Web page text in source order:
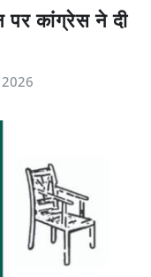
पर कांग्रेस ने दी
2026